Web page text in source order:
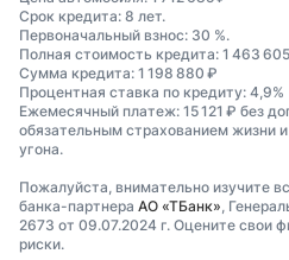
Срок кредита: 8 лет.
Первоначальный взнос: 30 %.
Полная стоимость кредита: 1 463
Сумма кредита: 1 198 880 ₽
Процентная ставка по кредиту: 4,9%
Ежемесячный платеж: 15 121 ₽ без
обязательным страхованием жизни
угона.
Пожалуйста, внимательно изучите
банка-партнера АО «ТБанк» ,
2673 от 09.07.2024 г. Оцените свои
риски.